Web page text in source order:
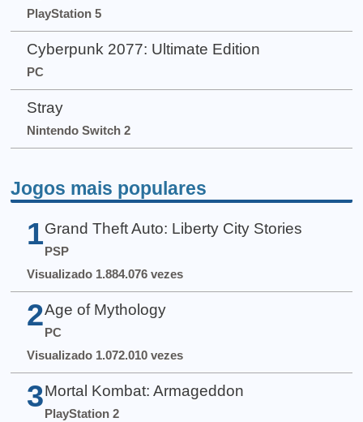
PlayStation 5
Cyberpunk 2077: Ultimate Edition
PC
Stray
Nintendo Switch 2
Jogos mais populares
1 Grand Theft Auto: Liberty City Stories
PSP
Visualizado 1.884.076 vezes
2 Age of Mythology
PC
Visualizado 1.072.010 vezes
3 Mortal Kombat: Armageddon
PlayStation 2